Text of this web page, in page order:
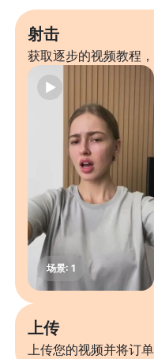
射击
获取逐步的视频教程
上传
上传您的视频并将订